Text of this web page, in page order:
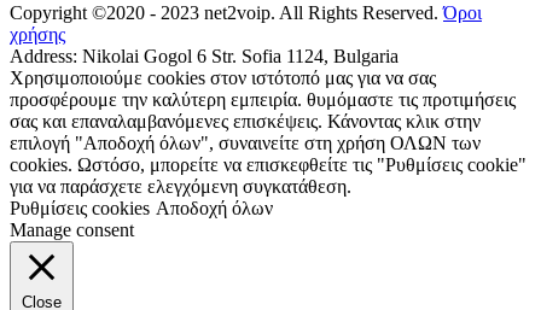
Copyright ©2020 - 2023 net2voip. All Rights Reserved.Όροι
χρήσης
Address: Nikolai Gogol 6 Str. Sofia 1124, Bulgaria
Χρησιμοποιούμε cookies στον ιστότοπό μας για να σας
προσφέρουμε την καλύτερη εμπειρία. θυμόμαστε τις προτιμήσεις
σας και επαναλαμβανόμενες επισκέψεις. Κάνοντας κλικ στην
επιλογή "Αποδοχή όλων", συναινείτε στη χρήση ΟΛΩΝ των
cookies. Ωστόσο, μπορείτε να επισκεφθείτε τις "Ρυθμίσεις cookie"
για να παράσχετε ελεγχόμενη συγκατάθεση.
Ρυθμίσεις cookies Αποδοχή όλων
Manage consent
Close